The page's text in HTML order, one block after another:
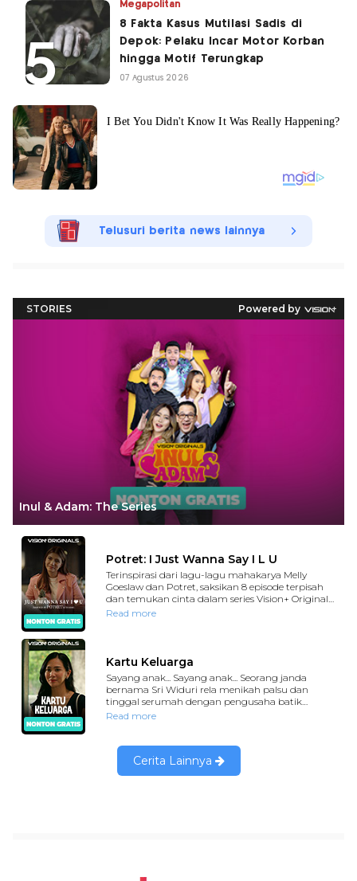
Megapolitan
8 Fakta Kasus Mutilasi Sadis di
Depok: Pelaku Incar Motor Korban
hingga Motif Terungkap
07 Agustus 2026
Telusuri berita news lainnya